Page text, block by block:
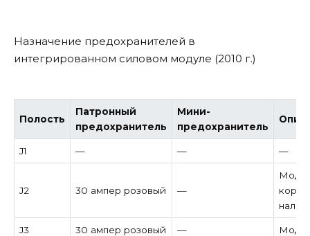
Назначение предохранителей в
интегрированном силовом модуле (2010 г.)
Полость
Патронный
предохранитель
Мини-
предохранитель
J1 — — —
J2 30 ампер розовый —
J3 30 ампер розовый —